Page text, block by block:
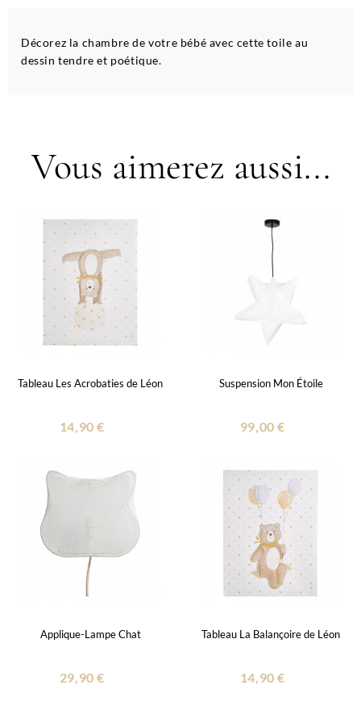
Décorez la chambre de votre bébé avec cette toile au
dessin tendre et poétique.
Vous aimerez aussi...
Tableau Les Acrobaties de Léon
14,90 €
Suspension Mon Étoile
99,00 €
Applique-Lampe Chat
29,90 €
Tableau La Balançoire de Léon
14,90 €